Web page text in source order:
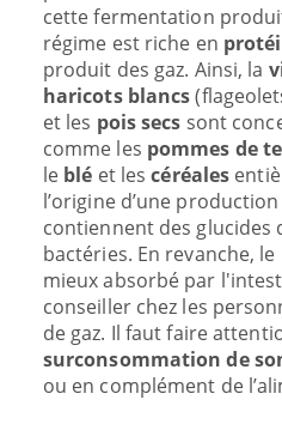
cette fermentation
régime est riche en
produit des gaz. Ainsi, la
haricots blancs
et les pois secs sont
comme les pommes de
le blé et lescéréales
l’origine d’une
contiennent des glucides
bactéries. En revanche,
mieux absorbé par
conseiller chez les
de gaz. Il faut faire
surconsommation de
ou en complément de